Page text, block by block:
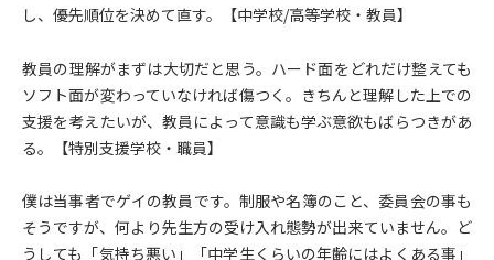
し、優先順位を決めて直す。【中学校/高等学校・教員】
教員の理解がまずは大切だと思う。ハード面をどれだけ整えても
ソフト面が変わっていなければ傷つく。きちんと理解した上での
支援を考えたいが、教員によって意識も学ぶ意欲もばらつきがあ
る。【特別支援学校・職員】
僕は当事者でゲイの教員です。制服や名簿のこと、委員会の事も
そうですが、何より先生方の受け入れ態勢が出来ていません。ど
うしても「気持ち悪い」「中学生くらいの年齢にはよくある事」